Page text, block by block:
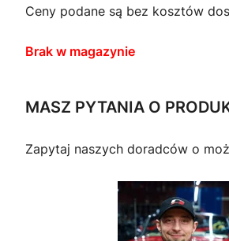
Ceny podane są bez kosztów
Brak w magazynie
MASZ PYTANIA O
Zapytaj naszych doradców o